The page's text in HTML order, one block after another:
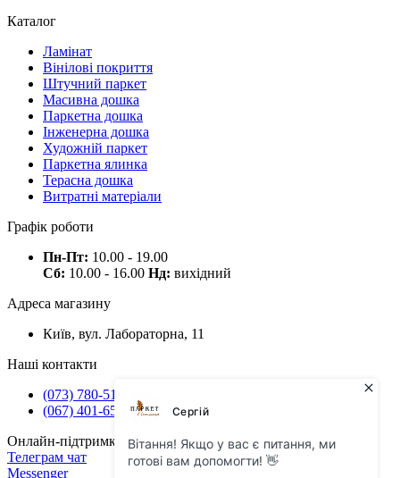
Каталог
Ламінат
Вінілові покриття
Штучний паркет
Масивна дошка
Паркетна дошка
Інженерна дошка
Художній паркет
Паркетна ялинка
Терасна дошка
Витратні матеріали
Графік роботи
Пн-Пт: 10.00 - 19.00
Сб: 10.00 - 16.00 Нд: вихідний
Адреса магазину
Київ, вул. Лабораторна, 11
Наші контакти
(073) 780-51-50
(067) 401-65-71
Онлайн-підтримка
Телеграм чат
Messenger